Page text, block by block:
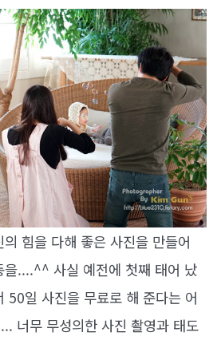
힘을 다해 좋은 사진을 만들어
을....^^ 사실 예전에 첫째 태어 났
50일 사진을 무료로 해 준다는 어
너무 무성의한 사진 촬영과 태도